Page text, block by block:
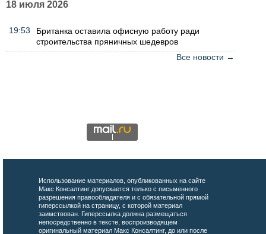
18 июля 2026
19:53
Британка оставила офисную работу ради
строительства пряничных шедевров
Все новости →
Использование материалов, опубликованных на сайте
Макс Консалтинг допускается только с письменного
разрешения правообладателя и с обязательной прямой
гиперссылкой на страницу, с которой материал
заимствован. Гиперссылка должна размещаться
непосредственно в тексте, воспроизводящем
оригинальный материал Макс Консалтинг, до или после